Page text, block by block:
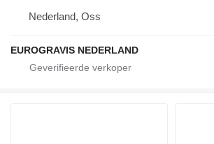
Nederland, Oss
EUROGRAVIS NEDERLAND